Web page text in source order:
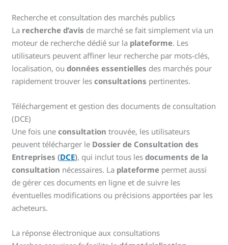
Recherche et consultation des marchés publics
La recherche d’avis de marché se fait simplement via un
moteur de recherche dédié sur la plateforme. Les
utilisateurs peuvent affiner leur recherche par mots-clés,
localisation, oudonnées essentielles des marchés pour
rapidement trouver lesconsultations pertinentes.
Téléchargement et gestion des documents de consultation
(DCE)
Une fois uneconsultation trouvée, les utilisateurs
peuvent télécharger le Dossier de Consultation des
Entreprises (DCE), qui inclut tous lesdocuments de la
consultation nécessaires. La plateforme permet aussi
de gérer ces documents en ligne et de suivre les
éventuelles modifications ou précisions apportées par les
acheteurs.
La réponse électronique aux consultations